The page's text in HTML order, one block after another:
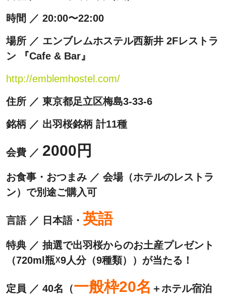
時間 ／ 20:00〜22:00
場所 ／ エンブレムホステル西新井‎ 2Fレストラ
ン 『Cafe & Bar』
http://emblemhostel.com/
住所 ／ 東京都足立区梅島3-33-6
銘柄 ／ 出羽桜銘柄 計11種
会費 ／ 2000円
お食事・おつまみ ／ 会場（ホテルのレストラ
ン）で別途ご購入可
言語 ／ 日本語・ 英語
特典 ／ 抽選で出羽桜からのお土産プレゼント
（720ml瓶☓9人分（9種類））が当たる！
定員 ／ 40名（一般枠20名 ＋ホテル宿泊